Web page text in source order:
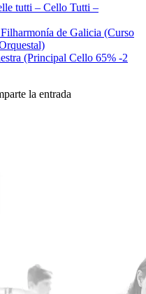
tutti – Cello Tutti –
de Galicia (Curso
(Principal Cello 65% -2
la entrada